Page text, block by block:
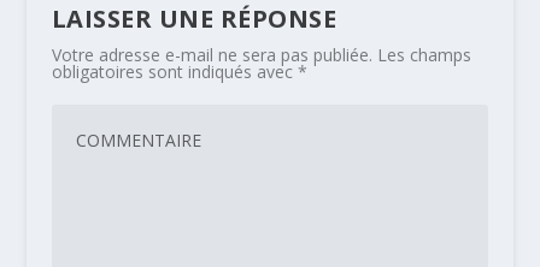
LAISSER UNE RÉPONSE
Votre adresse e-mail ne sera pas publiée. Les champs
obligatoires sont indiqués avec *